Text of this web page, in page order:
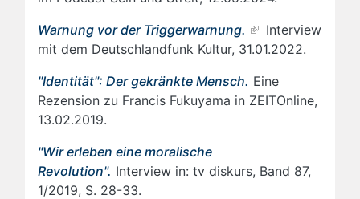
Warnung vor der Triggerwarnung.
Interview
mit dem Deutschlandfunk Kultur, 31.01.2022.
"Identität": Der gekränkte Mensch. Eine
Rezension zu Francis Fukuyama in ZEITOnline,
13.02.2019.
"Wir erleben eine moralische
Revolution". Interview in: tv diskurs, Band 87,
1/2019, S. 28-33.